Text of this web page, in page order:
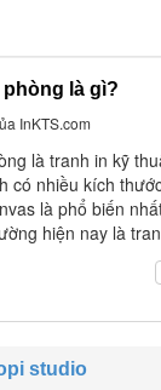
là gì?
InKTS.com
là tranh in kỹ
có nhiều kích
là phổ biến
hiện nay là
studio